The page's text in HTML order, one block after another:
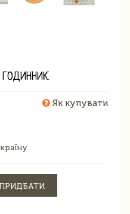
Як купувати
ПРИДБАТИ